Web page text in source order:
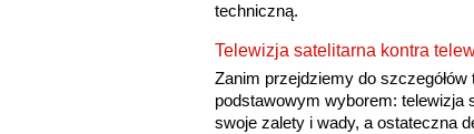
techniczną.
Telewizja satelitarna kontra
Zanim przejdziemy do
podstawowym wyborem: telewizja
swoje zalety i wady, a ostateczna